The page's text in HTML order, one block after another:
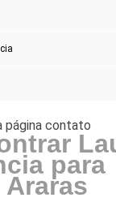
para